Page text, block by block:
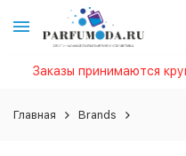
Заказы принимаются
Главная Brands